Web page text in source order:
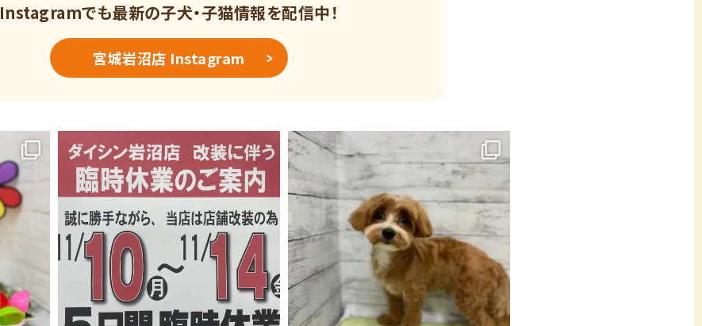
Instagramでも最新の子犬・子猫情報を配信中！
宮城岩沼店 Instagram